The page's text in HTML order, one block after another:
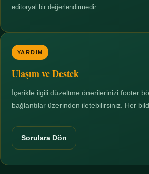
editoryal bir değerlendirmedir.
YARDIM
Ulaşım ve Destek
İçerikle ilgili düzeltme önerilerinizi footer
bağlantılar üzerinden iletebilirsiniz. Her
Sorulara Dön